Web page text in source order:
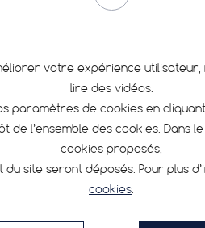
votre expérience
lire des vidéos.
paramètres de cookies en
de l’ensemble des cookies.
cookies proposés,
site seront déposés. Pour plus
cookies.